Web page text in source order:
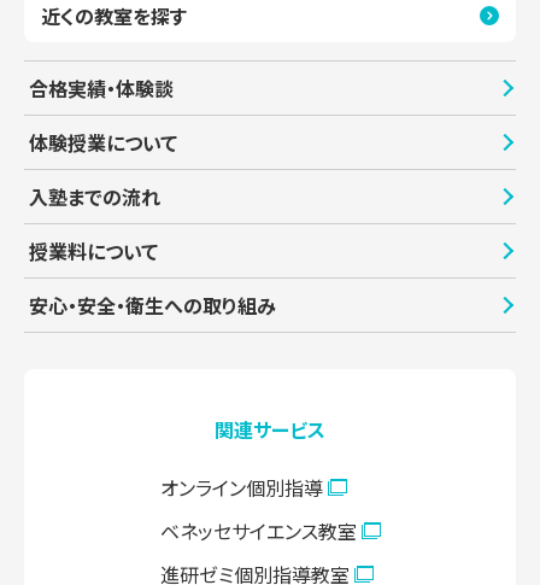
近くの教室を探す
合格実績・体験談
体験授業について
入塾までの流れ
授業料について
安心・安全・衛生への取り組み
関連サービス
オンライン個別指導
ベネッセサイエンス教室
進研ゼミ個別指導教室